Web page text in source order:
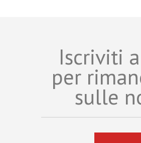
Iscriviti
per
sulle